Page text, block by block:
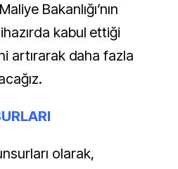
Bakanlığı’nın
kabul ettiği
artırarak daha fazla
olarak,